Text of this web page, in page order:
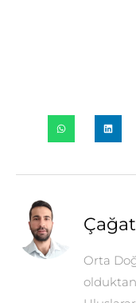
Orta
olduktan